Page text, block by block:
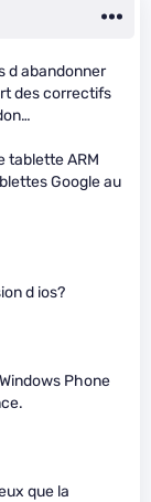
d abandonner
des correctifs
tablette ARM
Google au
d ios?
Phone
que la